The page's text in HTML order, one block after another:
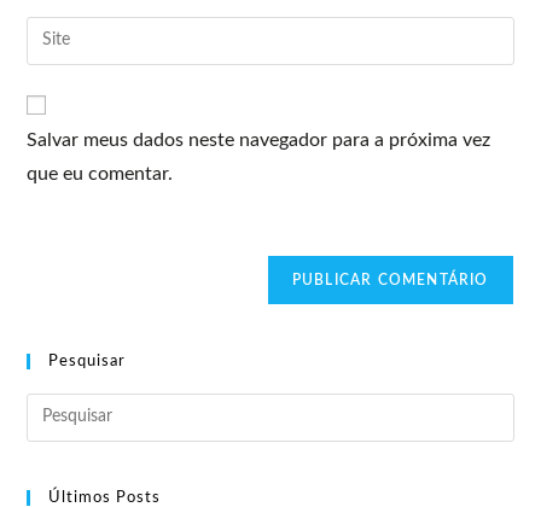
Salvar meus dados neste navegador para a próxima vez
que eu comentar.
Pesquisar
Últimos Posts